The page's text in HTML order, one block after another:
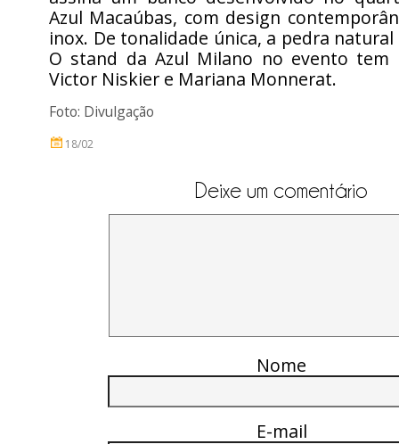
Azul Macaúbas, com design
inox. De tonalidade única, a pedra natural
O stand da Azul Milano no evento tem
Victor Niskier e Mariana Monnerat.
Foto: Divulgação
18/02
Deixe um comentário
Nome
E-mail